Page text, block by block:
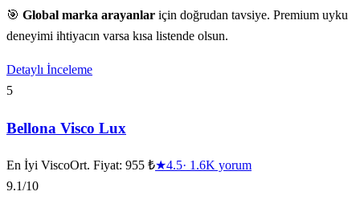
🎯 Global marka arayanlar için doğrudan tavsiye. Premium uyku
deneyimi ihtiyacın varsa kısa listende olsun.
Detaylı İnceleme
5
Bellona Visco Lux
En İyi ViscoOrt. Fiyat: 955 ₺★4.5· 1.6K yorum
9.1/10